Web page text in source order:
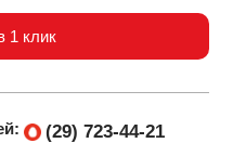
1 клик
(29) 723-44-21